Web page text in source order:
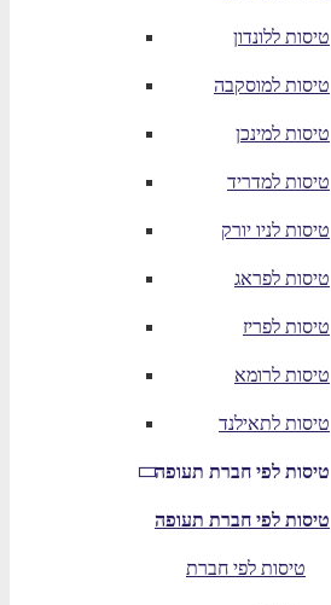
טיסות ללונדון
טיסות למוסקבה
טיסות למינכן
טיסות למדריד
טיסות לניו יורק
טיסות לפראג
טיסות לפריז
טיסות לרומא
טיסות לתאילנד
טיסות לפי חברת תעופה
טיסות לפי חברת תעופה
טיסות לפי חברת